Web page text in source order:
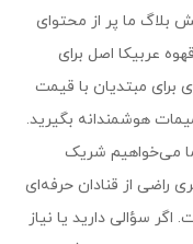
بلاگ ما پر از محتوای
عربیکا اصل برای
برای مبتدیان با قیمت
هوشمندانه بگیرید.
ما می‌خواهیم شریک
راضی از قنادان حرفه‌ای
سؤالی دارید یا نیاز